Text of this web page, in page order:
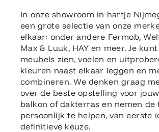
In onze showroom in hartje
een grote selectie van onze
elkaar: onder andere Fermob,
Max & Luuk, HAY en meer. Je
meubels zien, voelen en
kleuren naast elkaar leggen en
combineren. We denken graag
over de beste opstelling voor
balkon of dakterras en nemen de
persoonlijk te helpen, van eerste
definitieve keuze.